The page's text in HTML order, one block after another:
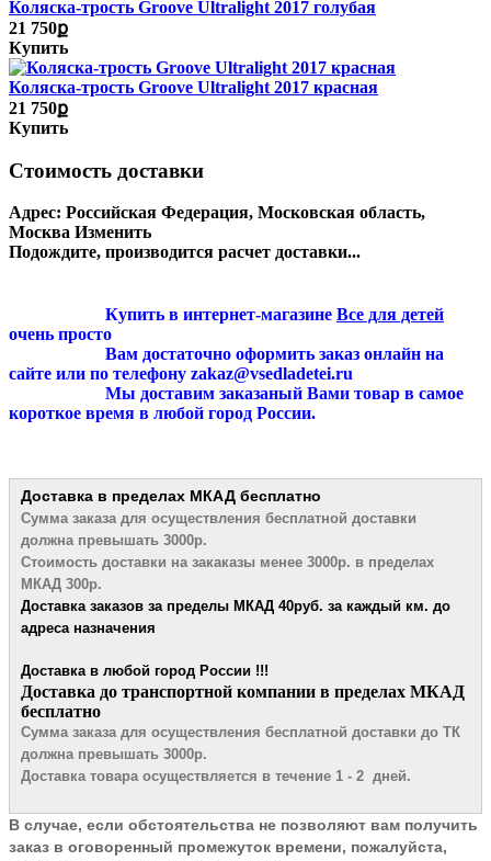
Коляска-трость Groove Ultralight 2017 голубая
21 750ք
Купить
Коляска-трость Groove Ultralight 2017 красная
21 750ք
Купить
Стоимость доставки
Адрес: Российская Федерация, Московская область,
Москва Изменить
Подождите, производится расчет доставки...
Купить в интернет-магазине Все для детей
очень просто
Вам достаточно оформить заказ онлайн на
сайте или по телефону zakaz@vsedladetei.ru
Мы доставим заказаный Вами товар в самое
короткое время в любой город России.
Доставка в пределах МКАД бесплатно
Сумма заказа для осуществления бесплатной доставки
должна превышать 3000р.
Стоимость доставки на закаказы менее 3000р. в пределах
МКАД 300р.
Доставка заказов за пределы МКАД 40руб. за каждый км. до
адреса назначения
Доставка в любой город России !!!
​Доставка до транспортной компании в пределах МКАД
бесплатно
Сумма заказа для осуществления бесплатной доставки до ТК
должна превышать 3000р.
Доставка товара осуществляется в течение 1 - 2 дней.
В случае, если обстоятельства не позволяют вам получить
заказ в оговоренный промежуток времени, пожалуйста,